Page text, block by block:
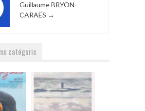
Guillaume BRYON-
CARAËS →
catégorie